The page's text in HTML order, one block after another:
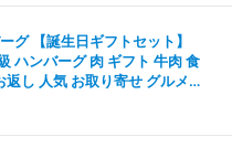
グ 【誕生日ギフトセット】
ハンバーグ 肉 ギフト 牛肉 食
返し 人気 お取り寄せ グルメ